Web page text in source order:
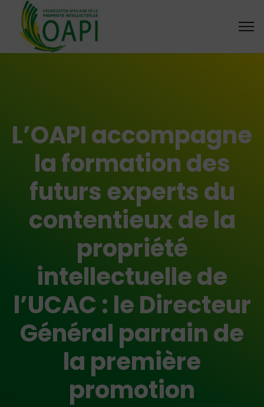
L’OAPI accompagne
la formation des
futurs experts du
contentieux de la
propriété
intellectuelle de
l’UCAC : le Directeur
Général parrain de
la première
promotion